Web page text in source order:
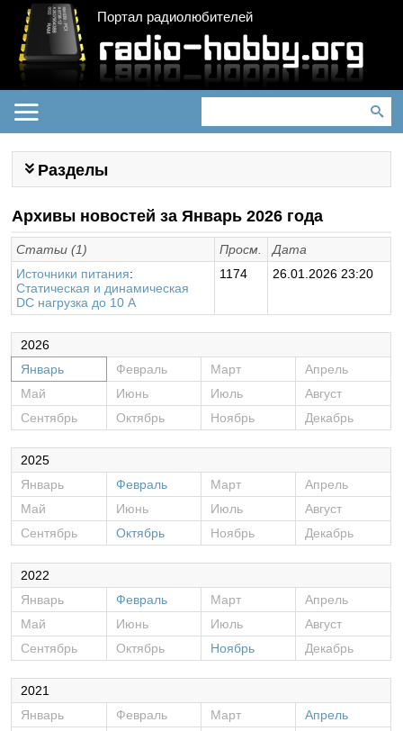
Портал радиолюбителей
Разделы
Архивы новостей за Январь 2026 года
Статьи (1) Просм.
Дата
Источники питания:
Статическая и динамическая
DC нагрузка до 10 А
1174 26.01.2026 23:20
2026
Январь
Февраль Март
Апрель
Май
Июнь Июль
Август
Сентябрь
Октябрь Ноябрь Декабрь
2025
Январь
Февраль Март
Апрель
Май
Июнь Июль
Август
Сентябрь
Октябрь Ноябрь Декабрь
2022
Январь
Февраль Март
Апрель
Май
Июнь Июль
Август
Сентябрь
Октябрь Ноябрь Декабрь
2021
Январь
Февраль Март
Апрель